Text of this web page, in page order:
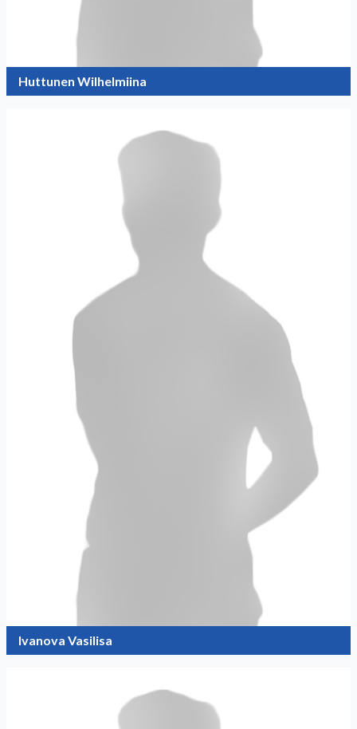
Huttunen Wilhelmiina
Ivanova Vasilisa